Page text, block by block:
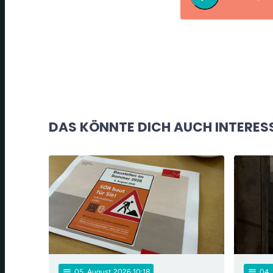
DAS KÖNNTE DICH AUCH